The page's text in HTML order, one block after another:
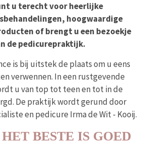
u terecht voor heerlijke
hoogwaardige
of brengt u een bezoekje
de pedicurepraktijk.
is bij uitstek de plaats om u eens
verwennen. In een rustgevende
u van top tot teen en tot in de
De praktijk wordt gerund door
en pedicure Irma de Wit - Kooij.
BESTE IS GOED